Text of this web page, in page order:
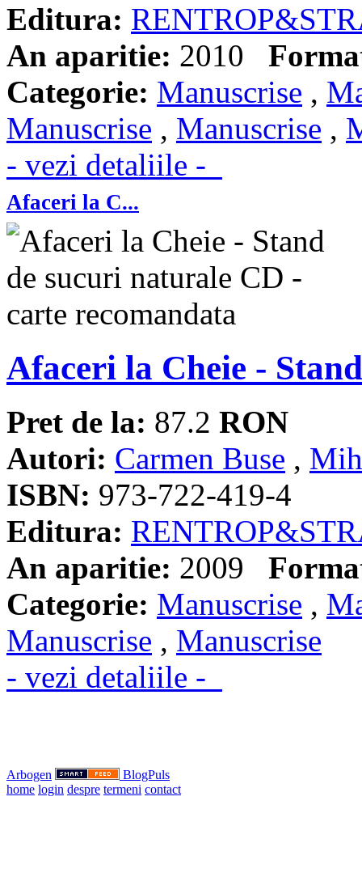
Editura:
An aparitie: 2010
Categorie: Manuscrise ,
Manuscrise , Manuscrise ,
- vezi detaliile -
Afaceri la C...
Afaceri la Cheie -
Pret de la: 87.2 RON
Autori: Carmen Buse ,
ISBN: 973-722-419-4
Editura:
An aparitie: 2009
Categorie: Manuscrise ,
Manuscrise , Manuscrise
- vezi detaliile -
Arbogen
BlogPuls
home login despre termeni contact